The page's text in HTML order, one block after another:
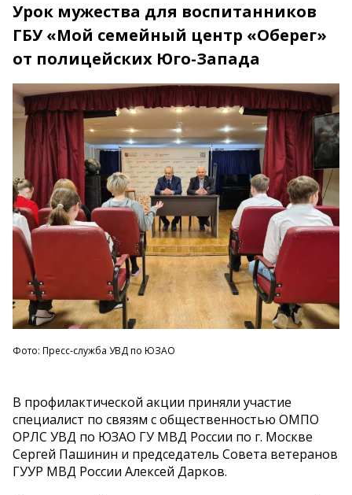
Урок мужества для воспитанников
ГБУ «Мой семейный центр «Оберег»
от полицейских Юго-Запада
Фото: Пресс-служба УВД по ЮЗАО
В профилактической акции приняли участие
специалист по связям с общественностью ОМПО
ОРЛС УВД по ЮЗАО ГУ МВД России по г. Москве
Сергей Пашинин и председатель Совета ветеранов
ГУУР МВД России Алексей Дарков.